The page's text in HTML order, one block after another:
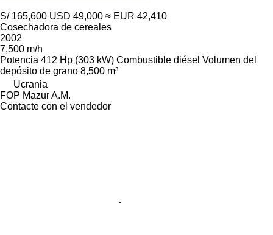
S/ 165,600 USD 49,000 ≈ EUR 42,410
Cosechadora de cereales
2002
7,500 m/h
Potencia 412 Hp (303 kW) Combustible diésel Volumen del
depósito de grano 8,500 m³
Ucrania
FOP Mazur A.M.
Contacte con el vendedor